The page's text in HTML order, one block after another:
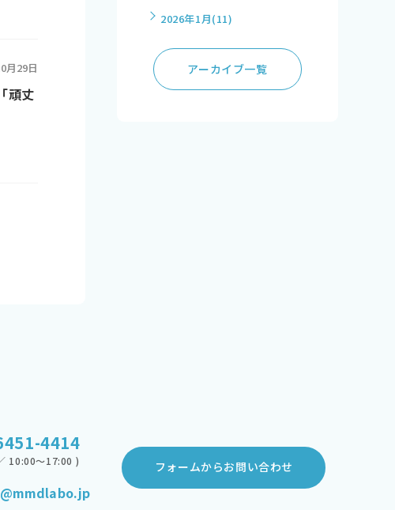
月29日
頑丈
2026年1月(11)
アーカイブ一覧
4414
10:00～17:00 ) フォームからお問い合わせ